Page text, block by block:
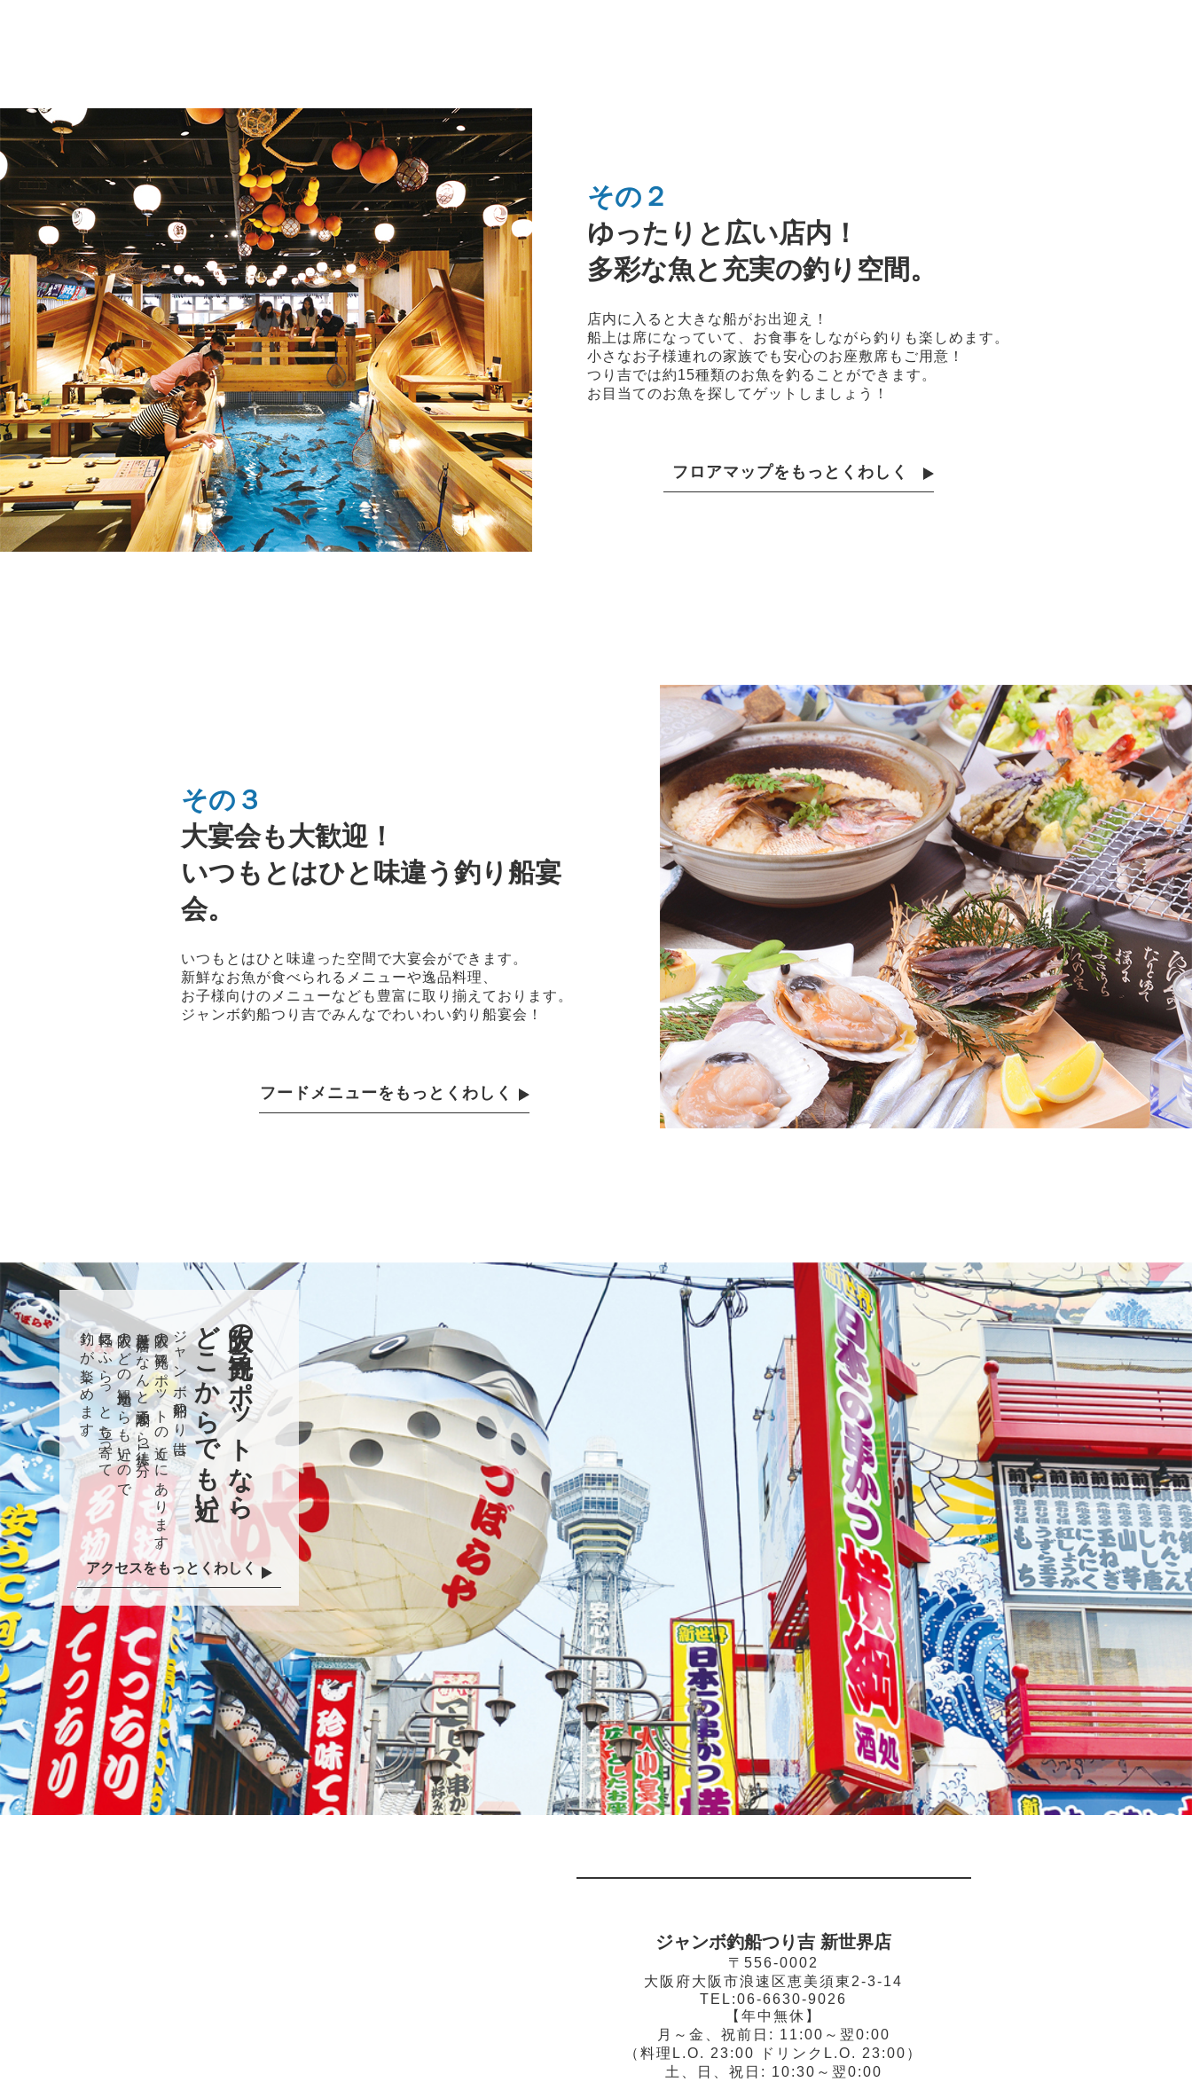
その２
ゆったりと広い店内！
多彩な魚と充実の釣り空間。
店内に入ると大きな船がお出迎え！
船上は席になっていて、お食事をしながら釣りも楽しめます。
小さなお子様連れの家族でも安心のお座敷席もご用意！
つり吉では約15種類のお魚を釣ることができます。
お目当てのお魚を探してゲットしましょう！
フロアマップをもっとくわしく
その３
大宴会も大歓迎！
いつもとはひと味違う釣り船宴
会。
いつもとはひと味違った空間で大宴会ができます。
新鮮なお魚が食べられるメニューや逸品料理、
お子様向けのメニューなども豊富に取り揃えております。
ジャンボ釣船つり吉でみんなでわいわい釣り船宴会！
フードメニューをもっとくわしく
大阪の観光スポットなら、
どこからでも近い。
ジャンボ釣船つり吉は
大阪の観光スポットの近くにあります。
新世界店はなんと通天閣から徒歩1分。
大阪のどの観光地からも近いので
気軽にふらっと立ち寄って
釣りが楽しめます。
アクセスをもっとくわしく
ジャンボ釣船つり吉 新世界店
〒556-0002
大阪府大阪市浪速区恵美須東2-3-14
TEL:06-6630-9026
【年中無休】
月～金、祝前日: 11:00～翌0:00
（料理L.O. 23:00 ドリンクL.O. 23:00）
土、日、祝日: 10:30～翌0:00